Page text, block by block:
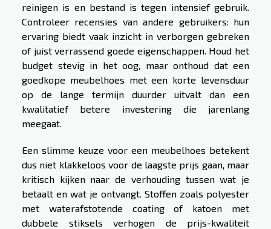
reinigen is en bestand is tegen intensief gebruik.
Controleer recensies van andere gebruikers: hun
ervaring biedt vaak inzicht in verborgen gebreken
of juist verrassend goede eigenschappen. Houd het
budget stevig in het oog, maar onthoud dat een
goedkope meubelhoes met een korte levensduur
op de lange termijn duurder uitvalt dan een
kwalitatief betere investering die jarenlang
meegaat.
Een slimme keuze voor een meubelhoes betekent
dus niet klakkeloos voor de laagste prijs gaan, maar
kritisch kijken naar de verhouding tussen wat je
betaalt en wat je ontvangt. Stoffen zoals polyester
met waterafstotende coating of katoen met
dubbele stiksels verhogen de prijs-kwaliteit